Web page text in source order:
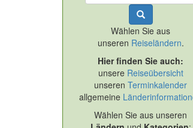
Wählen Sie aus
unseren Reiseländern.
Hier finden Sie auch:
unsere Reiseübersicht
unserenTerminkalender
allgemeine
Wählen Sie aus unseren